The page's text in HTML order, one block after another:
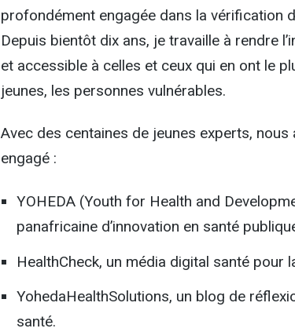
profondément engagée dans la vérification
Depuis bientôt dix ans, je travaille à rendre
et accessible à celles et ceux qui en ont le
jeunes, les personnes vulnérables.
Avec des centaines de jeunes experts,
engagé :
YOHEDA (Youth for Health and
panafricaine d’innovation en santé
HealthCheck, un média digital santé pour
YohedaHealthSolutions, un blog de
santé.